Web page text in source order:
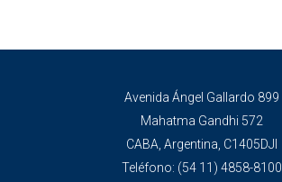
Avenida Ángel Gallardo 899
Mahatma Gandhi 572
CABA, Argentina, C1405DJI
Teléfono: (54 11) 4858-8100